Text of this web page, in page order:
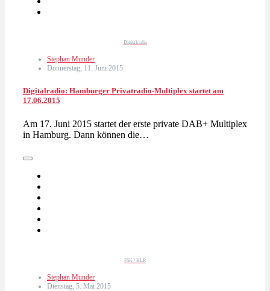
Digitalradio
Stephan Munder
Donnerstag, 11. Juni 2015
Digitalradio: Hamburger Privatradio-Multiplex startet am
17.06.2015
Am 17. Juni 2015 startet der erste private DAB+ Multiplex
in Hamburg. Dann können die…
FSK / HLR
Stephan Munder
Dienstag, 5. Mai 2015